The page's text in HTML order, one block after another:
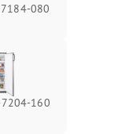
080
160